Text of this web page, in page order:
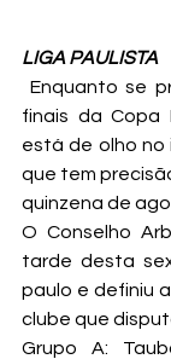
LIGA PAULISTA
Enquanto se
finais da Copa
está de olho no
que tem
quinzena de
O Conselho
tarde desta
paulo e definiu
clube que
Grupo A: